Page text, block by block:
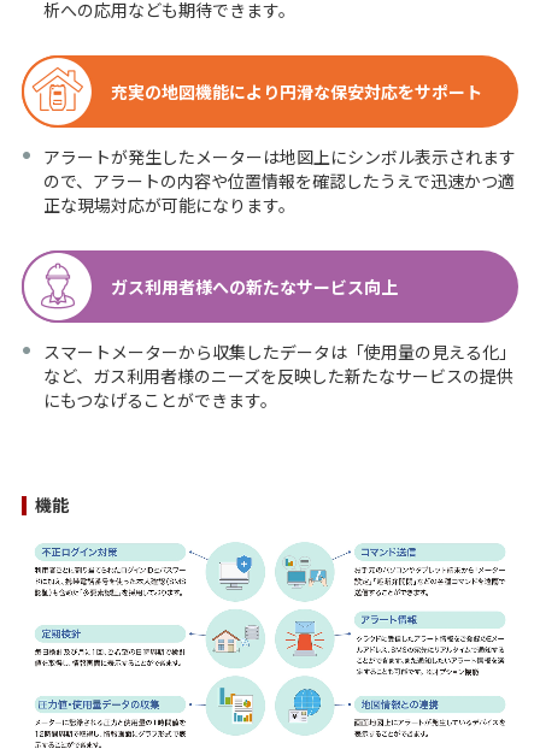
析への応用なども期待できます。
充実の地図機能により円滑な保安対応をサポート
アラートが発生したメーターは地図上にシンボル表示されます
ので、アラートの内容や位置情報を確認したうえで迅速かつ適
正な現場対応が可能になります。
ガス利用者様への新たなサービス向上
スマートメーターから収集したデータは「使用量の見える化」
など、ガス利用者様のニーズを反映した新たなサービスの提供
にもつなげることができます。
機能